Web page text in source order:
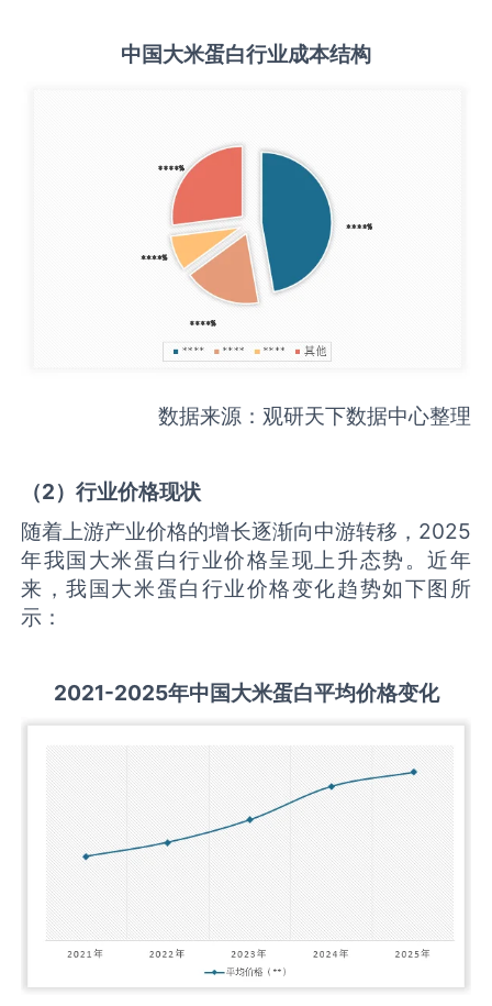
中国大米蛋白行业成本结构
数据来源：观研天下数据中心整理
（2）行业价格现状
随着上游产业价格的增长逐渐向中游转移，2025
年我国大米蛋白行业价格呈现上升态势。近年
来，我国大米蛋白行业价格变化趋势如下图所
示：
2021-2025年中国大米蛋白平均价格变化